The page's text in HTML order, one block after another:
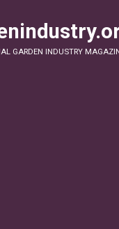
GARDEN INDUSTRY